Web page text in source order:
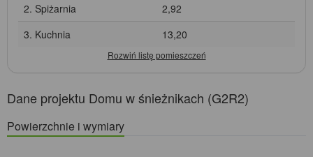
2. Spiżarnia
2,92
3. Kuchnia
13,20
Dane projektu Domu w śnieżnikach (G2R2)
Powierzchnie i wymiary